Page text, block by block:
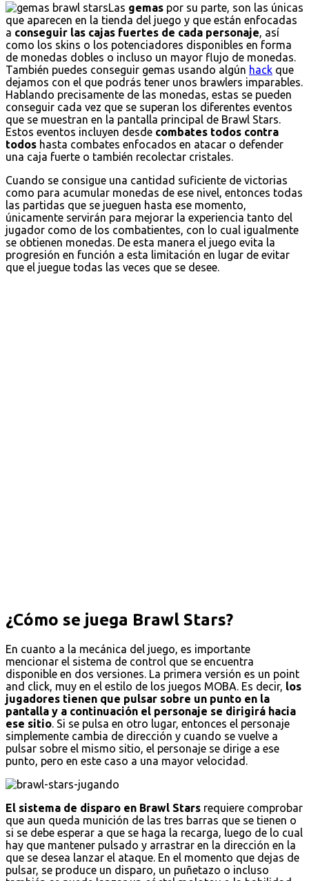
Las gemas por su parte, son las únicas
que aparecen en la tienda del juego y que están enfocadas
a conseguir las cajas fuertes de cada personaje , así
como los skins o los potenciadores disponibles en forma
de monedas dobles o incluso un mayor flujo de monedas.
También puedes conseguir gemas usando algún hack que
dejamos con el que podrás tener unos brawlers imparables.
Hablando precisamente de las monedas, estas se pueden
conseguir cada vez que se superan los diferentes eventos
que se muestran en la pantalla principal de Brawl Stars.
Estos eventos incluyen desde combates todos contra
todos hasta combates enfocados en atacar o defender
una caja fuerte o también recolectar cristales.
Cuando se consigue una cantidad suficiente de victorias
como para acumular monedas de ese nivel, entonces todas
las partidas que se jueguen hasta ese momento,
únicamente servirán para mejorar la experiencia tanto del
jugador como de los combatientes, con lo cual igualmente
se obtienen monedas. De esta manera el juego evita la
progresión en función a esta limitación en lugar de evitar
que el juegue todas las veces que se desee.
¿Cómo se juega Brawl Stars?
En cuanto a la mecánica del juego, es importante
mencionar el sistema de control que se encuentra
disponible en dos versiones. La primera versión es un point
and click, muy en el estilo de los juegos MOBA. Es decir, los
jugadores tienen que pulsar sobre un punto en la
pantalla y a continuación el personaje se dirigirá hacia
ese sitio. Si se pulsa en otro lugar, entonces el personaje
simplemente cambia de dirección y cuando se vuelve a
pulsar sobre el mismo sitio, el personaje se dirige a ese
punto, pero en este caso a una mayor velocidad.
El sistema de disparo en Brawl Stars requiere comprobar
que aun queda munición de las tres barras que se tienen o
si se debe esperar a que se haga la recarga, luego de lo cual
hay que mantener pulsado y arrastrar en la dirección en la
que se desea lanzar el ataque. En el momento que dejas de
pulsar, se produce un disparo, un puñetazo o incluso